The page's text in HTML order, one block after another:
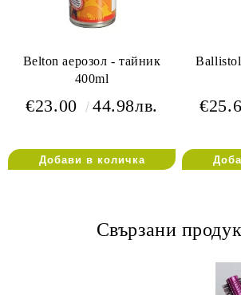
Belton аерозол - тайник
400ml
€23.00 44.98лв.
Свързани